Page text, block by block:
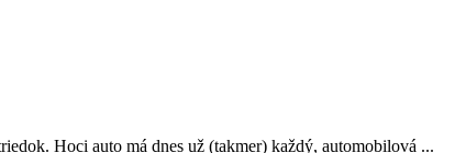
Hoci auto má dnes už (takmer) každý, automobilová ...